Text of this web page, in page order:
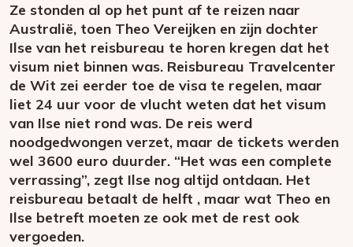
Ze stonden al op het punt af te reizen naar
Australië, toen Theo Vereijken en zijn dochter
Ilse van het reisbureau te horen kregen dat het
visum niet binnen was. Reisbureau Travelcenter
de Wit zei eerder toe de visa te regelen, maar
liet 24 uur voor de vlucht weten dat het visum
van Ilse niet rond was. De reis werd
noodgedwongen verzet, maar de tickets werden
wel 3600 euro duurder. “Het was een complete
verrassing”, zegt Ilse nog altijd ontdaan. Het
reisbureau betaalt de helft , maar wat Theo en
Ilse betreft moeten ze ook met de rest ook
vergoeden.